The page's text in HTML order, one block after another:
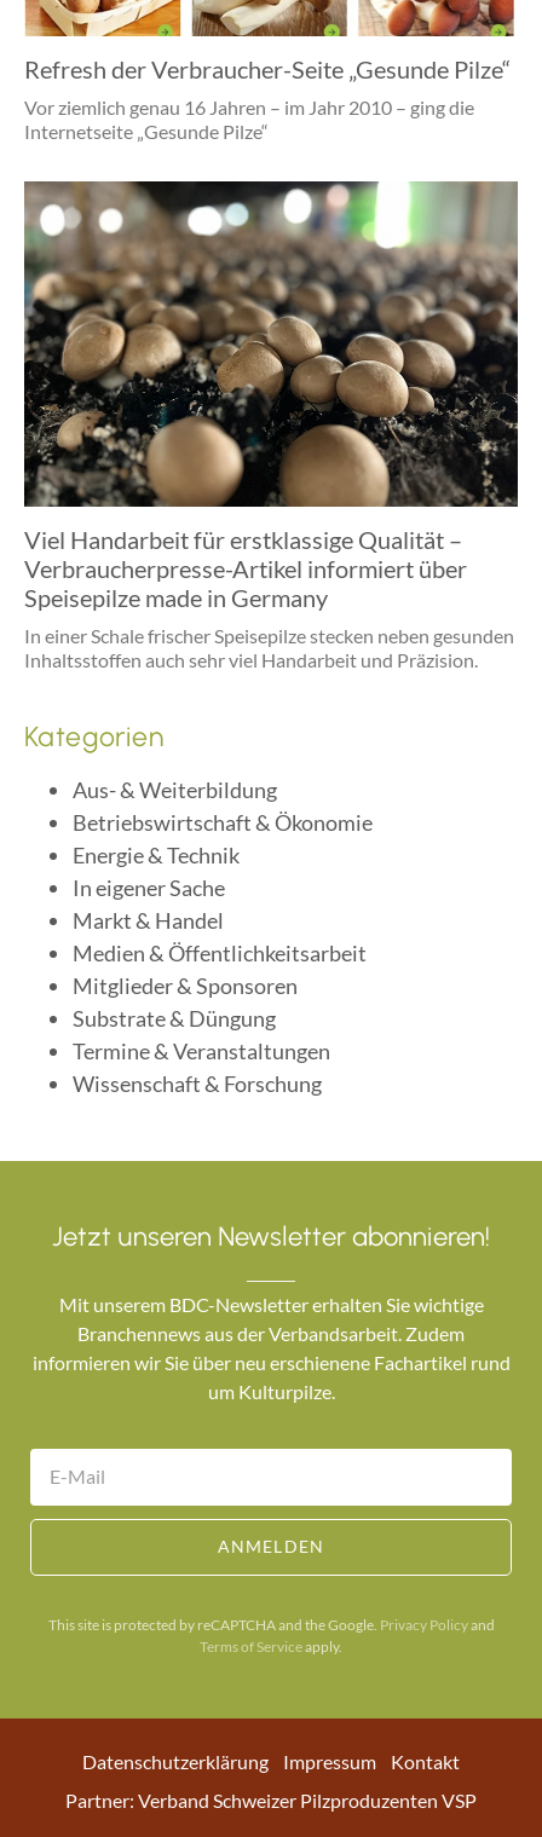
Refresh der Verbraucher-Seite „Gesunde Pilze“
Vor ziemlich genau 16 Jahren – im Jahr 2010 – ging die
Internetseite „Gesunde Pilze“
Viel Handarbeit für erstklassige Qualität –
Verbraucherpresse-Artikel informiert über
Speisepilze made in Germany
In einer Schale frischer Speisepilze stecken neben gesunden
Inhaltsstoffen auch sehr viel Handarbeit und Präzision.
Kategorien
Aus- & Weiterbildung
Betriebswirtschaft & Ökonomie
Energie & Technik
In eigener Sache
Markt & Handel
Medien & Öffentlichkeitsarbeit
Mitglieder & Sponsoren
Substrate & Düngung
Termine & Veranstaltungen
Wissenschaft & Forschung
Jetzt unseren Newsletter abonnieren!
Mit unserem BDC-Newsletter erhalten Sie wichtige
Branchennews aus der Verbandsarbeit. Zudem
informieren wir Sie über neu erschienene Fachartikel rund
um Kulturpilze.
ANMELDEN
This site is protected by reCAPTCHA and the Google. Privacy Policyand
Terms of Serviceapply.
Datenschutzerklärung Impressum
Kontakt
Partner: Verband Schweizer Pilzproduzenten VSP